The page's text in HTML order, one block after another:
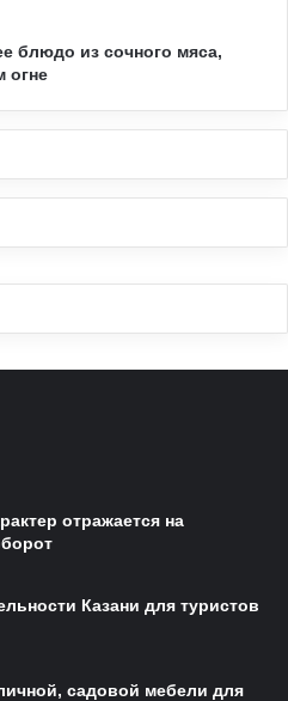
блюдо из сочного мяса,
огне
отражается на
Казани для туристов
садовой мебели для